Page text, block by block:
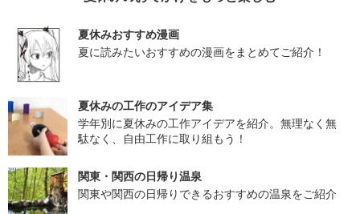
夏休みおすすめ漫画
夏に読みたいおすすめの漫画をまとめてご紹介！
夏休みの工作のアイデア集
学年別に夏休みの工作アイデアを紹介。無理なく無
駄なく、自由工作に取り組もう！
関東・関西の日帰り温泉
関東や関西の日帰りできるおすすめの温泉をご紹介